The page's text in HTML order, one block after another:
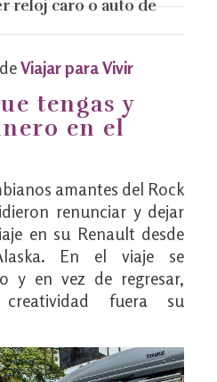
reloj caro o auto de
Viajar para Vivir
tengas y
en el
amantes del Rock
renunciar y dejar
en su Renault desde
En el viaje se
y en vez de regresar,
fuera su